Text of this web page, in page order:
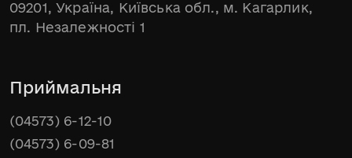
09201, Україна, Київська обл., м. Кагарлик,
пл. Незалежності 1
Приймальня
(04573) 6-12-10
(04573) 6-09-81